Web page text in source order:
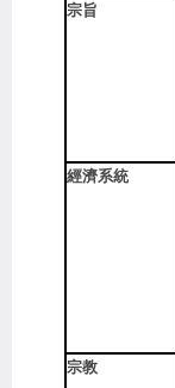
宗旨
經濟系統
宗教